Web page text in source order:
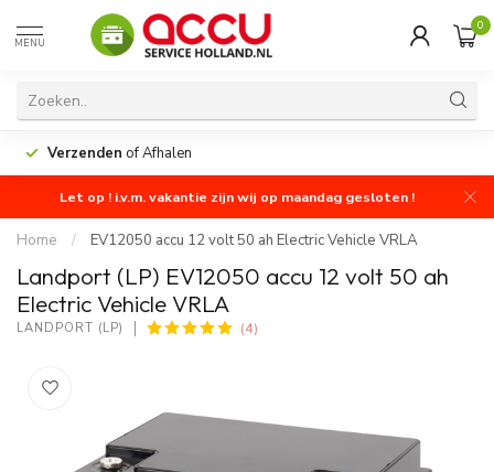
MENU
0
Verzenden of Afhalen
Let op ! i.v.m. vakantie zijn wij op maandag gesloten !
Home / EV12050 accu 12 volt 50 ah Electric Vehicle VRLA
Landport (LP) EV12050 accu 12 volt 50 ah
Electric Vehicle VRLA
LANDPORT (LP) (4)